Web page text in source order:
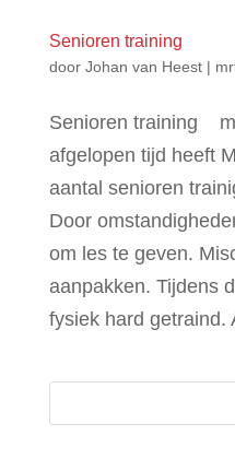
Senioren training
door Johan van Heest|
Senioren training
afgelopen tijd heeft
aantal senioren
Door
om les te geven.
aanpakken. Tijdens
fysiek hard getraind.